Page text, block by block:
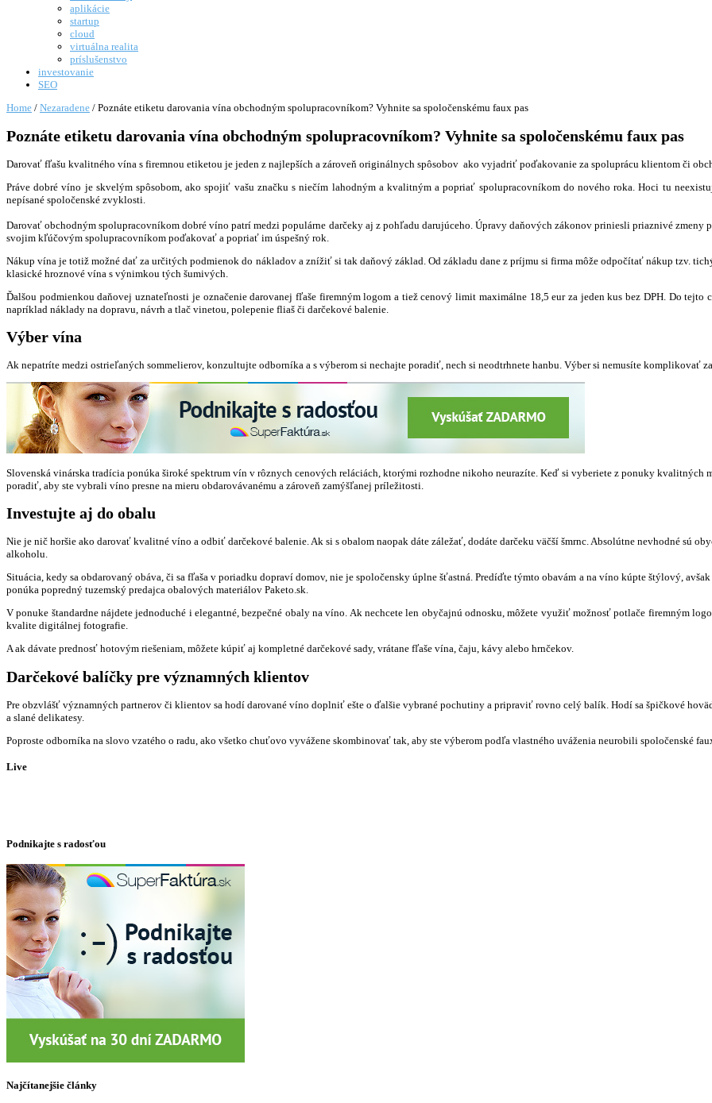
aplikácie
startup
cloud
virtuálna realita
príslušenstvo
investovanie
SEO
Home / Nezaradene / Poznáte etiketu darovania vína obchodným spolupracovníkom? Vyhnite sa spoločenskému faux pas
Poznáte etiketu darovania vína obchodným spolupracovníkom? Vyhnite sa spoločenskému faux pas
Darovať fľašu kvalitného vína s firemnou etiketou je jeden z najlepších a zároveň originálnych spôsobov ako vyjadriť poďakovanie za spoluprácu klientom či
Práve dobré víno je skvelým spôsobom, ako spojiť vašu značku s niečím lahodným a kvalitným a popriať spolupracovníkom do nového roka. Hoci tu
nepísané spoločenské zvyklosti.
Darovať obchodným spolupracovníkom dobré víno patrí medzi populárne darčeky aj z pohľadu darujúceho. Úpravy daňových zákonov priniesli priaznivé
svojim kľúčovým spolupracovníkom poďakovať a popriať im úspešný rok.
Nákup vína je totiž možné dať za určitých podmienok do nákladov a znížiť si tak daňový základ. Od základu dane z príjmu si firma môže odpočítať nákup tzv.
klasické hroznové vína s výnimkou tých šumivých.
Ďalšou podmienkou daňovej uznateľnosti je označenie darovanej fľaše firemným logom a tiež cenový limit maximálne 18,5 eur za jeden kus bez DPH. Do tejto
napríklad náklady na dopravu, návrh a tlač vinetou, polepenie fliaš či darčekové balenie.
Výber vína
Ak nepatríte medzi ostrieľaných sommelierov, konzultujte odborníka a s výberom si nechajte poradiť, nech si neodtrhnete hanbu. Výber si nemusíte komplikovať
Slovenská vinárska tradícia ponúka široké spektrum vín v rôznych cenových reláciách, ktorými rozhodne nikoho neurazíte. Keď si vyberiete z ponuky
poradiť, aby ste vybrali víno presne na mieru obdarovávanému a zároveň zamýšľanej príležitosti.
Investujte aj do obalu
Nie je nič horšie ako darovať kvalitné víno a odbiť darčekové balenie. Ak si s obalom naopak dáte záležať, dodáte darčeku väčší šmrnc. Absolútne nevhodné sú
alkoholu.
Situácia, kedy sa obdarovaný obáva, či sa fľaša v poriadku dopraví domov, nie je spoločensky úplne šťastná. Predíďte týmto obavám a na víno kúpte štýlový,
ponúka popredný tuzemský predajca obalových materiálov Paketo.sk.
V ponuke štandardne nájdete jednoduché i elegantné, bezpečné obaly na víno. Ak nechcete len obyčajnú odnosku, môžete využiť možnosť potlače firemným
kvalite digitálnej fotografie.
A ak dávate prednosť hotovým riešeniam, môžete kúpiť aj kompletné darčekové sady, vrátane fľaše vína, čaju, kávy alebo hrnčekov.
Darčekové balíčky pre významných klientov
Pre obzvlášť významných partnerov či klientov sa hodí darované víno doplniť ešte o ďalšie vybrané pochutiny a pripraviť rovno celý balík. Hodí sa špičkové
a slané delikatesy.
Poproste odborníka na slovo vzatého o radu, ako všetko chuťovo vyvážene skombinovať tak, aby ste výberom podľa vlastného uváženia neurobili spoločenské
Live
Podnikajte s radosťou
Najčítanejšie články